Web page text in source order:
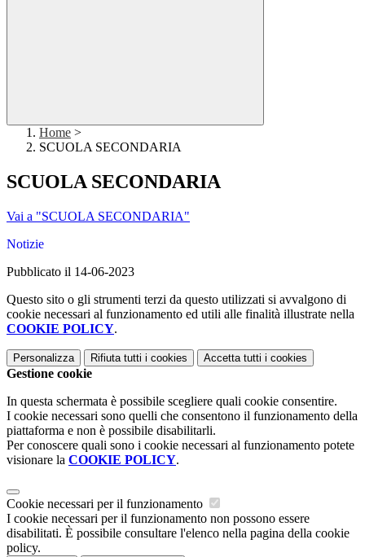
Home >
SCUOLA SECONDARIA
SCUOLA SECONDARIA
Vai a "SCUOLA SECONDARIA"
Notizie
Pubblicato il 14-06-2023
Questo sito o gli strumenti terzi da questo utilizzati si avvalgono di
cookie necessari al funzionamento ed utili alle finalità illustrate nella
COOKIE POLICY.
Personalizza Rifiuta tutti i cookies Accetta tutti i cookies
Gestione cookie
In questa schermata è possibile scegliere quali cookie consentire.
I cookie necessari sono quelli che consentono il funzionamento della
piattaforma e non è possibile disabilitarli.
Per conoscere quali sono i cookie necessari al funzionamento potete
visionare la COOKIE POLICY.
Cookie necessari per il funzionamento
I cookie necessari per il funzionamento non possono essere
disabilitati. È possibile consultare l'elenco nella pagina della cookie
policy.